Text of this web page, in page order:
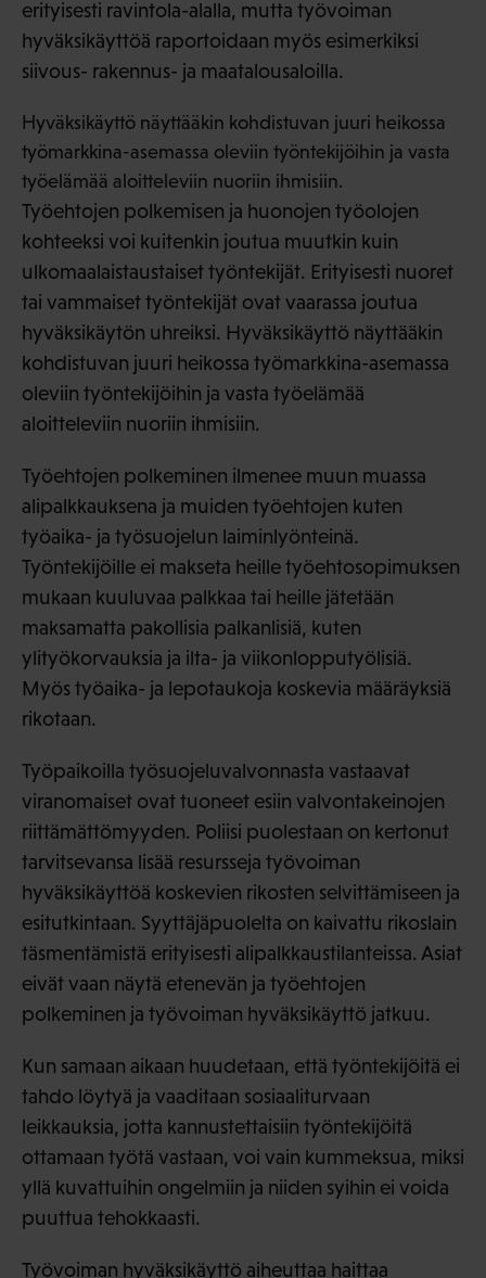
erityisesti ravintola-alalla, mutta työvoiman
hyväksikäyttöä raportoidaan myös esimerkiksi
siivous- rakennus- ja maatalousaloilla.
Hyväksikäyttö näyttääkin kohdistuvan juuri heikossa
työmarkkina-asemassa oleviin työntekijöihin ja vasta
työelämää aloitteleviin nuoriin ihmisiin.
Työehtojen polkemisen ja huonojen työolojen
kohteeksi voi kuitenkin joutua muutkin kuin
ulkomaalaistaustaiset työntekijät. Erityisesti nuoret
tai vammaiset työntekijät ovat vaarassa joutua
hyväksikäytön uhreiksi. Hyväksikäyttö näyttääkin
kohdistuvan juuri heikossa työmarkkina-asemassa
oleviin työntekijöihin ja vasta työelämää
aloitteleviin nuoriin ihmisiin.
Työehtojen polkeminen ilmenee muun muassa
alipalkkauksena ja muiden työehtojen kuten
työaika- ja työsuojelun laiminlyönteinä.
Työntekijöille ei makseta heille työehtosopimuksen
mukaan kuuluvaa palkkaa tai heille jätetään
maksamatta pakollisia palkanlisiä, kuten
ylityökorvauksia ja ilta- ja viikonlopputyölisiä.
Myös työaika- ja lepotaukoja koskevia määräyksiä
rikotaan.
Työpaikoilla työsuojeluvalvonnasta vastaavat
viranomaiset ovat tuoneet esiin valvontakeinojen
riittämättömyyden. Poliisi puolestaan on kertonut
tarvitsevansa lisää resursseja työvoiman
hyväksikäyttöä koskevien rikosten selvittämiseen ja
esitutkintaan. Syyttäjäpuolelta on kaivattu rikoslain
täsmentämistä erityisesti alipalkkaustilanteissa. Asiat
eivät vaan näytä etenevän ja työehtojen
polkeminen ja työvoiman hyväksikäyttö jatkuu.
Kun samaan aikaan huudetaan, että työntekijöitä ei
tahdo löytyä ja vaaditaan sosiaaliturvaan
leikkauksia, jotta kannustettaisiin työntekijöitä
ottamaan työtä vastaan, voi vain kummeksua, miksi
yllä kuvattuihin ongelmiin ja niiden syihin ei voida
puuttua tehokkaasti.
Työvoiman hyväksikäyttö aiheuttaa haittaa